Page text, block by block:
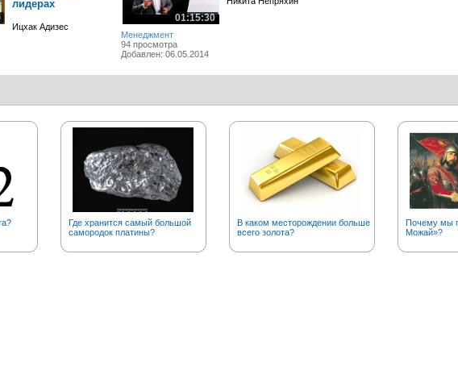
лидерах
Ицхак Адизес
01:15:30
Менеджмент
94 просмотра
Добавлен: 06.05.2014
Где хранится самый большой
самородок платины?
В каком месторождении больше
всего золота?
Почему мы
Можай»?